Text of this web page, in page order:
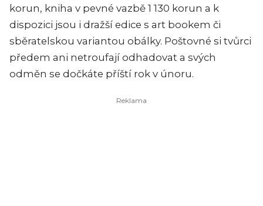
korun, kniha v pevné vazbě 1 130 korun a k
dispozici jsou i dražší edice s art bookem či
sběratelskou variantou obálky. Poštovné si tvůrci
předem ani netroufají odhadovat a svých
odměn se dočkáte příští rok v únoru.